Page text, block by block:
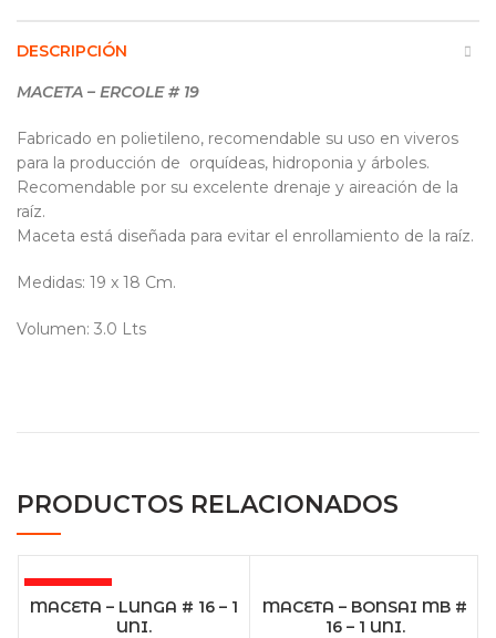
DESCRIPCIÓN
MACETA – ERCOLE # 19
Fabricado en polietileno, recomendable su uso en viveros
para la producción de orquídeas, hidroponia y árboles.
Recomendable por su excelente drenaje y aireación de la
raíz.
Maceta está diseñada para evitar el enrollamiento de la raíz.
Medidas: 19 x 18 Cm.
Volumen: 3.0 Lts
PRODUCTOS RELACIONADOS
AGOTADO
MACETA – LUNGA # 16 – 1
UNI.
MACETA – BONSAI MB #
16 – 1 UNI.